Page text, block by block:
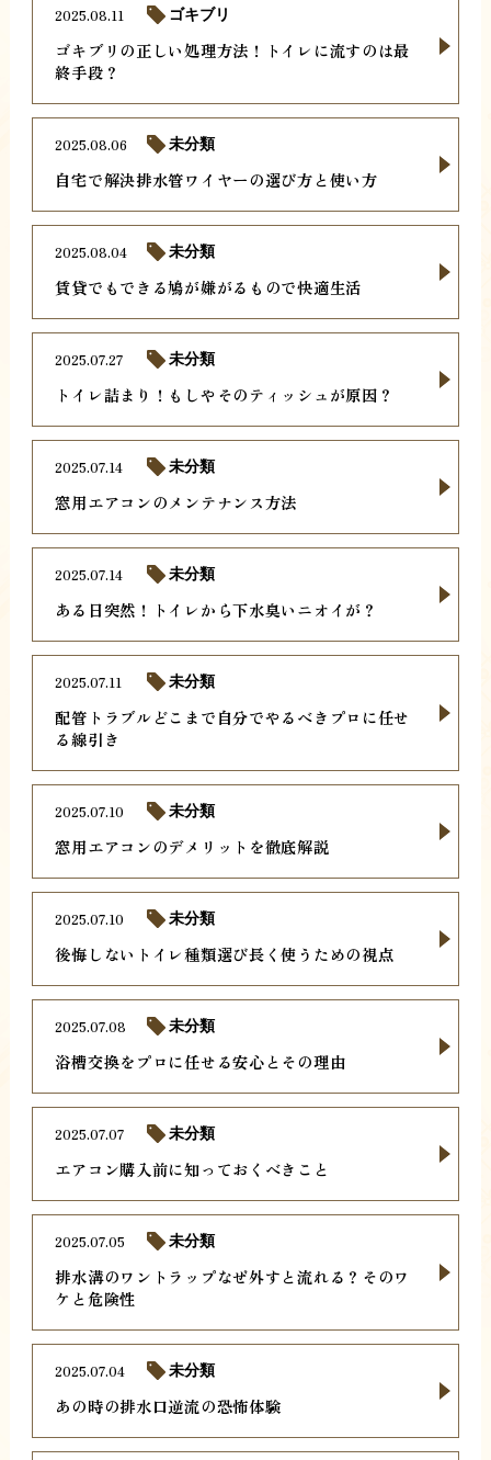
ゴキブリの正しい処理方法！トイレに流すのは最
終手段？
2025.08.11 ゴキブリ
自宅で解決排水管ワイヤーの選び方と使い方
2025.08.06 未分類
賃貸でもできる鳩が嫌がるもので快適生活
2025.08.04 未分類
トイレ詰まり！もしやそのティッシュが原因？
2025.07.27 未分類
窓用エアコンのメンテナンス方法
2025.07.14 未分類
ある日突然！トイレから下水臭いニオイが？
2025.07.14 未分類
配管トラブルどこまで自分でやるべきプロに任せ
る線引き
2025.07.11 未分類
窓用エアコンのデメリットを徹底解説
2025.07.10 未分類
後悔しないトイレ種類選び長く使うための視点
2025.07.10 未分類
浴槽交換をプロに任せる安心とその理由
2025.07.08 未分類
エアコン購入前に知っておくべきこと
2025.07.07 未分類
排水溝のワントラップなぜ外すと流れる？そのワ
ケと危険性
2025.07.05 未分類
あの時の排水口逆流の恐怖体験
2025.07.04 未分類